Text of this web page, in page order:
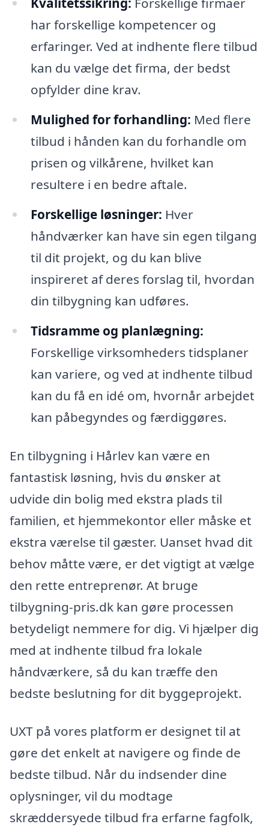
har forskellige kompetencer og
erfaringer. Ved at indhente flere tilbud
kan du vælge det firma, der bedst
opfylder dine krav.
Mulighed for forhandling: Med flere
tilbud i hånden kan du forhandle om
prisen og vilkårene, hvilket kan
resultere i en bedre aftale.
Forskellige løsninger: Hver
håndværker kan have sin egen tilgang
til dit projekt, og du kan blive
inspireret af deres forslag til, hvordan
din tilbygning kan udføres.
Tidsramme og planlægning:
Forskellige virksomheders tidsplaner
kan variere, og ved at indhente tilbud
kan du få en idé om, hvornår arbejdet
kan påbegyndes og færdiggøres.
En tilbygning i Hårlev kan være en
fantastisk løsning, hvis du ønsker at
udvide din bolig med ekstra plads til
familien, et hjemmekontor eller måske et
ekstra værelse til gæster. Uanset hvad dit
behov måtte være, er det vigtigt at vælge
den rette entreprenør. At bruge
tilbygning-pris.dk kan gøre processen
betydeligt nemmere for dig. Vi hjælper dig
med at indhente tilbud fra lokale
håndværkere, så du kan træffe den
bedste beslutning for dit byggeprojekt.
UXT på vores platform er designet til at
gøre det enkelt at navigere og finde de
bedste tilbud. Når du indsender dine
oplysninger, vil du modtage
skræddersyede tilbud fra erfarne fagfolk,